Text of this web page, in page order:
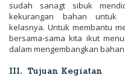
sudah sanagt sibuk
kekurangan bahan untuk
kelasnya. Untuk membantu
bersama-sama kita ikut
dalam mengembangkan
III. Tujuan Kegiatan